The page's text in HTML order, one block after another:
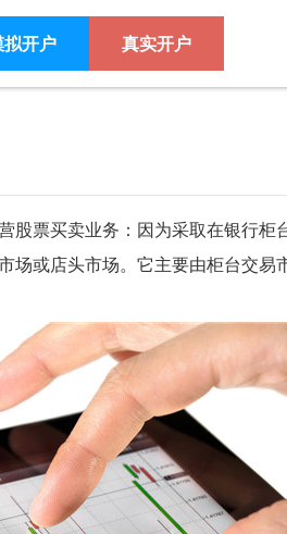
拟开户 真实开户
票买卖业务：因为采取在银行柜
或店头市场。它主要由柜台交易